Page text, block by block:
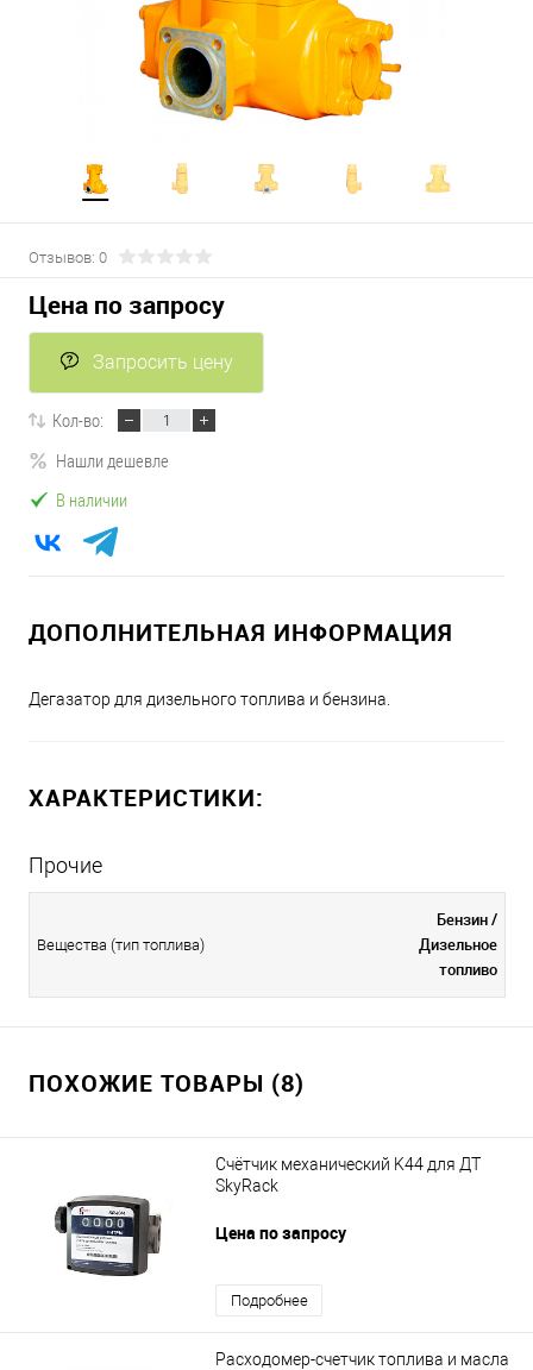
Отзывов: 0
Цена по запросу
Запросить цену
Кол-во:
Нашли дешевле
В наличии
ДОПОЛНИТЕЛЬНАЯ ИНФОРМАЦИЯ
Дегазатор для дизельного топлива и бензина.
ХАРАКТЕРИСТИКИ:
Прочие
Вещества (тип топлива)
Бензин /
Дизельное
топливо
ПОХОЖИЕ ТОВАРЫ (8)
Счётчик механический K44 для ДТ
SkyRack
Цена по запросу
Подробнее
Расходомер-счетчик топлива и масла